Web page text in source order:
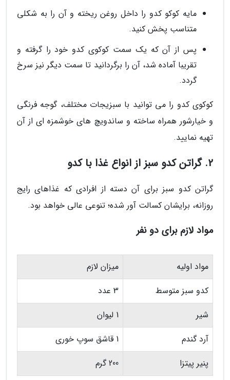
مایه کوکو کدو را داخل روغن ریخته و آن را به شکلی
متناسب پخش کنید.
پس از آن که یک سمت کوکوی کدو خود را گرفته و
تقریبا آماده شد، آن را برگردانید تا سمت دیگر نیز سرخ
گردد.
کوکوی کدو را می توانید با سبزیجات مختلف، گوجه فرنگی
و خیارشور همراه ساخته و ساندویچ های خوشمزه ای از آن
تهیه نمایید.
2. گراتن کدو سبز از انواع غذا با کدو
گراتن کدو سبز برای آن دسته از افرادی که غذاهای رایج
روزانه، برایشان کسالت آور شده؛ تنوعی عالی خواهد بود.
مواد لازم برای دو نفر
مواد اولیه
میزان لازم
کدو سبز متوسط
3 عدد
شیر
1 لیوان
آرد گندم
1 قاشق سوپ خوری
پنیر پیتزا
200 گرم